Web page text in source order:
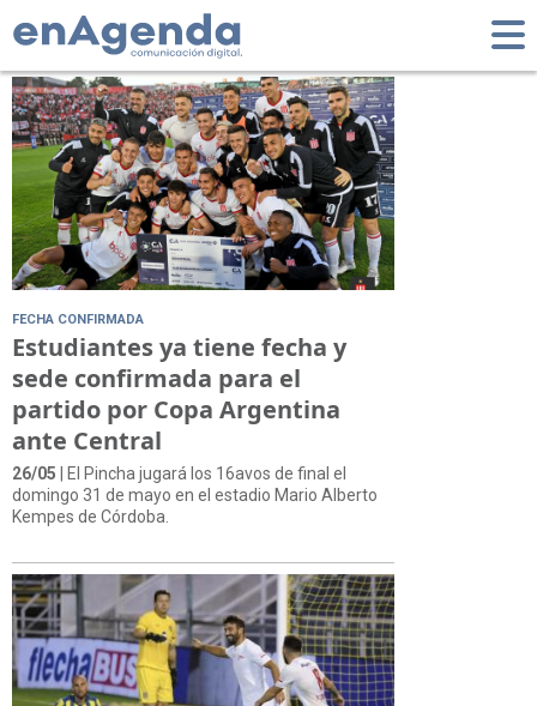
Tag: Central
FECHA CONFIRMADA
Estudiantes ya tiene fecha y
sede confirmada para el
partido por Copa Argentina
ante Central
26/05 | El Pincha jugará los 16avos de final el
domingo 31 de mayo en el estadio Mario Alberto
Kempes de Córdoba.